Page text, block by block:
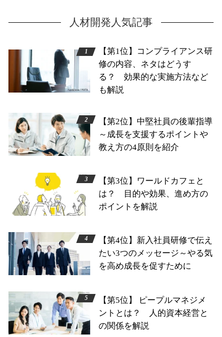
人材開発人気記事
【第1位】コンプライアンス研
修の内容、ネタはどうす
る？ 効果的な実施方法など
も解説
【第2位】中堅社員の後輩指導
～成長を支援するポイントや
教え方の4原則を紹介
【第3位】ワールドカフェと
は？ 目的や効果、進め方の
ポイントを解説
【第4位】新入社員研修で伝え
たい3つのメッセージ～やる気
を高め成長を促すために
【第5位】 ピープルマネジメ
ントとは？ 人的資本経営と
の関係を解説